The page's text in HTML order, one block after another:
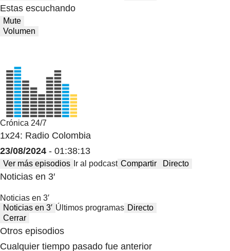
Estas escuchando
Mute
Volumen
Crónica 24/7
1x24: Radio Colombia
23/08/2024 - 01:38:13
Ver más episodios Ir al podcast Compartir Directo
Noticias en 3′
Noticias en 3′
Noticias en 3′ Últimos programas Directo
Cerrar
Otros episodios
Cualquier tiempo pasado fue anterior